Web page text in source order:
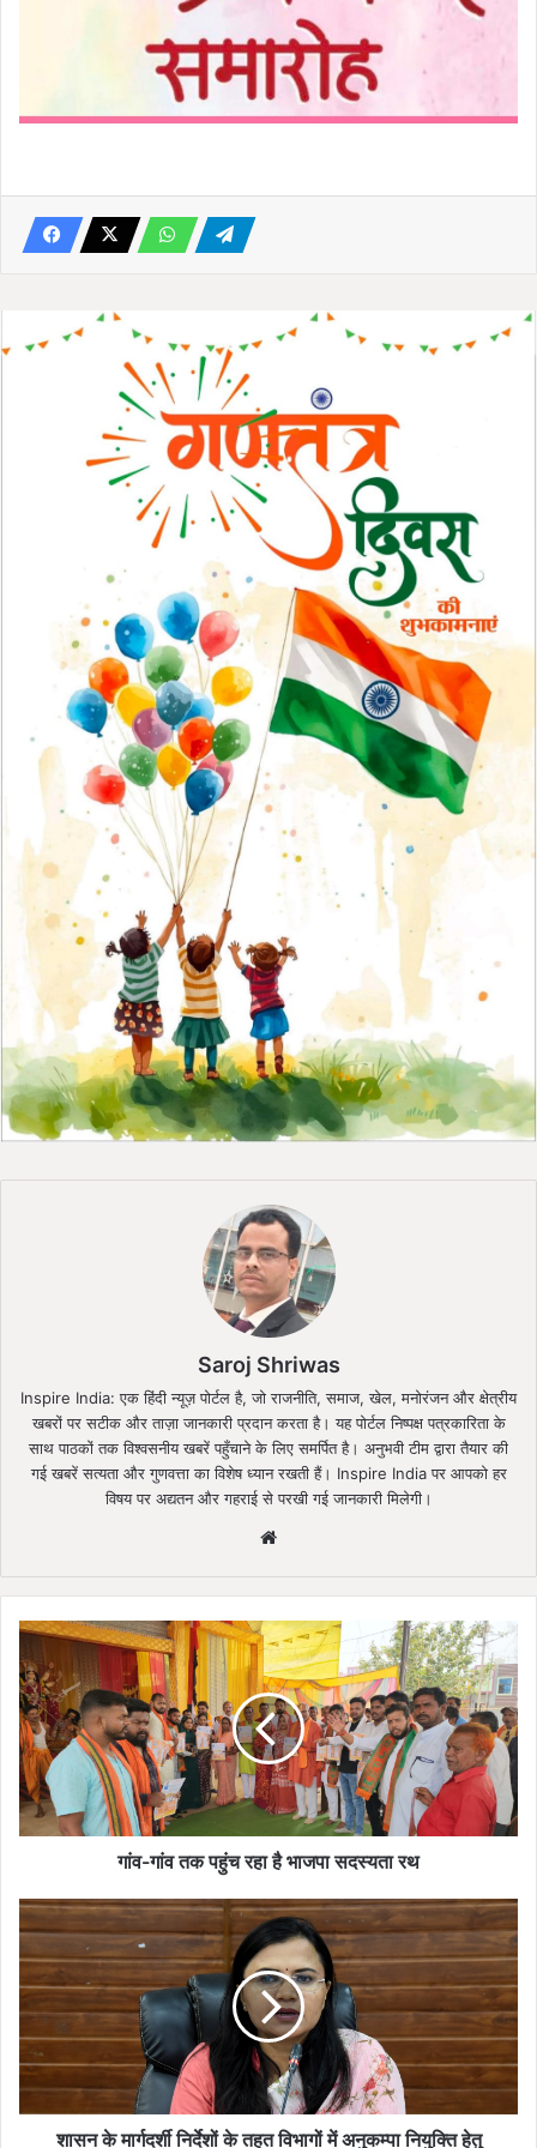
Saroj Shriwas
Inspire India: एक हिंदी न्यूज़ पोर्टल है, जो राजनीति, समाज, खेल, मनोरंजन और क्षेत्रीय
खबरों पर सटीक और ताज़ा जानकारी प्रदान करता है। यह पोर्टल निष्पक्ष पत्रकारिता के
साथ पाठकों तक विश्वसनीय खबरें पहुँचाने के लिए समर्पित है। अनुभवी टीम द्वारा तैयार की
गई खबरें सत्यता और गुणवत्ता का विशेष ध्यान रखती हैं। Inspire India पर आपको हर
विषय पर अद्यतन और गहराई से परखी गई जानकारी मिलेगी।
गांव-
गांव
तक
पहुंच
रहा
है
भाजपा
सदस्यता
रथ
गांव-गांव तक पहुंच रहा है भाजपा सदस्यता रथ
शासन
के
मार्गदर्शी
निर्देशों
के
तहत
विभागों
में
अनुकम्पा
नियुक्तिशासन के मार्गदर्शी निर्देशों के तहत विभागों में अनुकम्पा नियुक्ति हेतु